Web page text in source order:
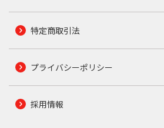
特定商取引法
プライバシーポリシー
採用情報